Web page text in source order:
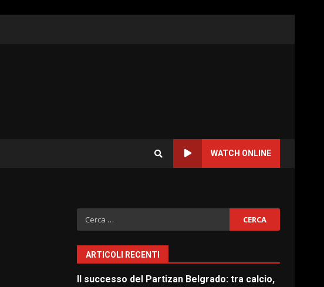
WATCH ONLINE
Ricerca
per:
ARTICOLI RECENTI
Il successo del Partizan Belgrado: tra calcio,